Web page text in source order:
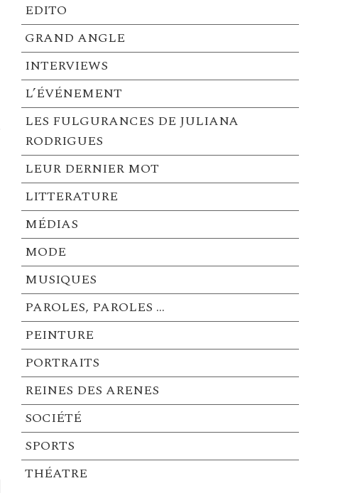
EDITO
GRAND ANGLE
INTERVIEWS
L’ÉVÉNEMENT
LES FULGURANCES DE JULIANA
RODRIGUES
LEUR DERNIER MOT
LITTERATURE
MÉDIAS
MODE
MUSIQUES
PAROLES, PAROLES …
PEINTURE
PORTRAITS
REINES DES ARENES
SOCIÉTÉ
SPORTS
THÉATRE